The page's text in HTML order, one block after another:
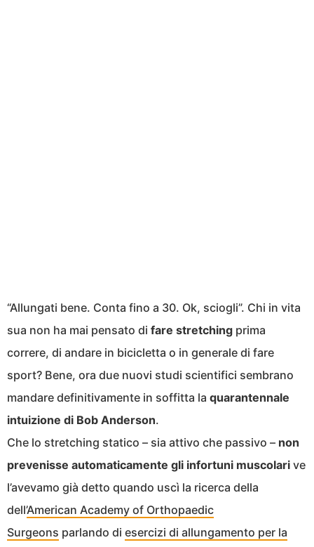
“Allungati bene. Conta fino a 30. Ok, sciogli”. Chi in vita
sua non ha mai pensato di fare stretching prima
correre, di andare in bicicletta o in generale di fare
sport? Bene, ora due nuovi studi scientifici sembrano
mandare definitivamente in soffitta la quarantennale
intuizione di Bob Anderson.
Che lo stretching statico – sia attivo che passivo – non
prevenisse automaticamente gli infortuni muscolari ve
l’avevamo già detto quando uscì la ricerca della
dell’American Academy of Orthopaedic
Surgeons parlando di esercizi di allungamento per la